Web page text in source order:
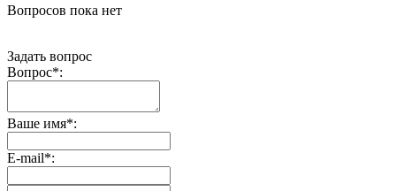
Вопросов пока нет
Задать вопрос
Вопрос*:
Ваше имя*:
E-mail*: